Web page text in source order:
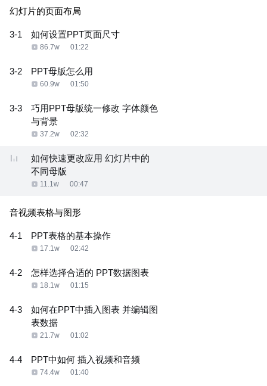
幻灯片的页面布局
3-1 如何设置PPT页面尺寸
86.7w 01:22
3-2 PPT母版怎么用
60.9w 01:50
3-3
巧用PPT母版统一修改 字体颜色
与背景
37.2w 02:32
如何快速更改应用 幻灯片中的
不同母版
11.1w 00:47
音视频表格与图形
4-1 PPT表格的基本操作
17.1w 02:42
4-2 怎样选择合适的 PPT数据图表
18.1w 01:15
4-3
如何在PPT中插入图表 并编辑图
表数据
21.7w 01:02
4-4 PPT中如何 插入视频和音频
74.4w 01:40